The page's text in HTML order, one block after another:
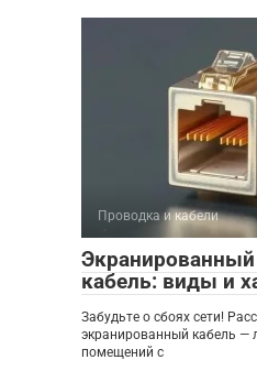
Проводка и кабели
Экранированный
кабель: виды и
Забудьте о сбоях сети!
экранированный кабель —
помещений с